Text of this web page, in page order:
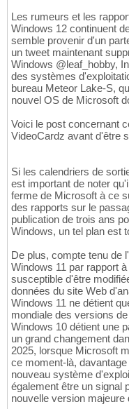
Les rumeurs et les
Windows 12 continuent
semble provenir d'un
un tweet maintenant
Windows @leaf_hobby,
des systèmes
bureau Meteor Lake-S,
nouvel OS de Microsoft
Voici le post concernant
VideoCardz avant d'être
Si les calendriers de
est important de noter
ferme de Microsoft à ce
des rapports sur le
publication de trois ans
Windows, un tel plan est
De plus, compte tenu de
Windows 11 par rapport
susceptible d'être
données du site Web
Windows 11 ne détient
mondiale des versions
Windows 10 détient une
un grand changement
2025, lorsque Microsoft
ce moment-là,
nouveau système
également être un signal
nouvelle version